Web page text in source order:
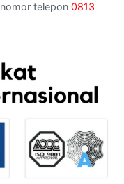
nomor telepon 0813